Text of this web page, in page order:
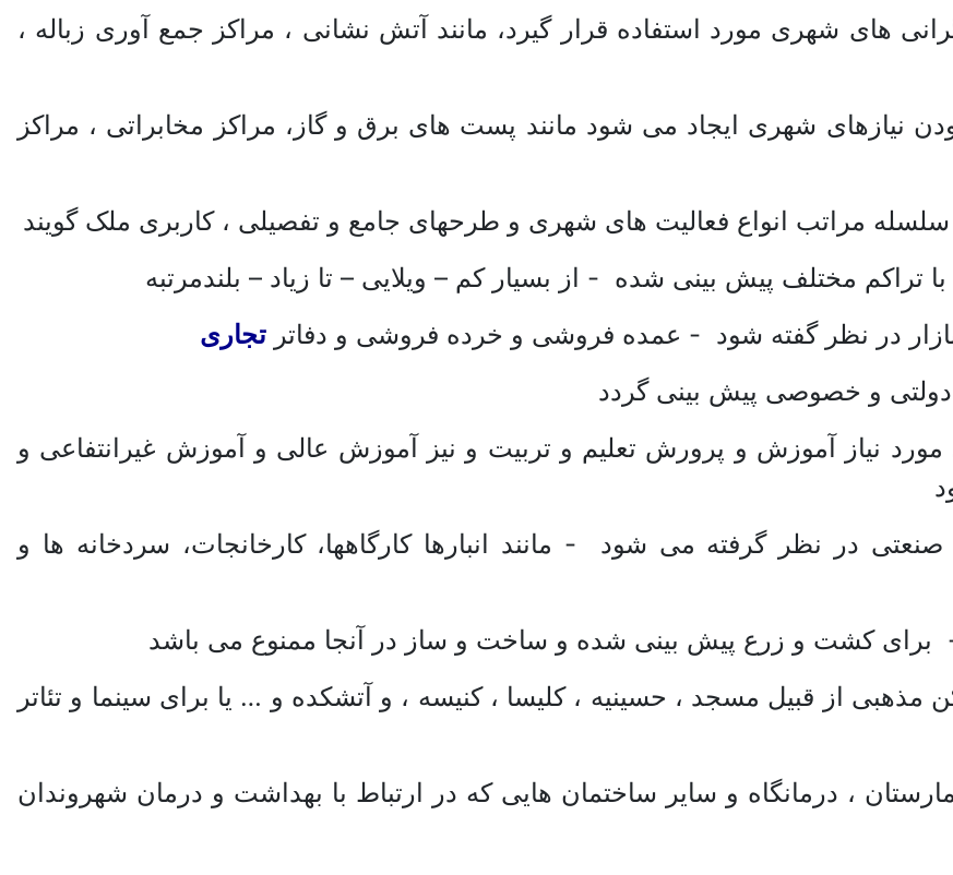
های شهری مورد استفاده قرار گیرد، مانند آتش نشانی ، مراکز جمع آوری زباله ،
نیازهای شهری ایجاد می شود مانند پست های برق و گاز، مراکز مخابراتی ، مراکز
مراتب انواع فعالیت های شهری و طرحهای جامع و تفصیلی ، کاربری ملک گویند
مختلف پیش بینی شده - از بسیار کم – ویلایی – تا زیاد – بلندمرتبه
در نظر گفته شود - عمده فروشی و خرده فروشی و دفاتر تجاری
و خصوصی پیش بینی گردد
نیاز آموزش و پرورش تعلیم و تربیت و نیز آموزش عالی و آموزش غیرانتفاعی و
در نظر گرفته می شود - مانند انبارها کارگاهها، کارخانجات، سردخانه ها و
کشت و زرع پیش بینی شده و ساخت و ساز در آنجا ممنوع می باشد
مذهبی از قبیل مسجد ، حسینیه ، کلیسا ، کنیسه ، و آتشکده و … یا برای سینما و تئاتر
، درمانگاه و سایر ساختمان هایی که در ارتباط با بهداشت و درمان شهروندان